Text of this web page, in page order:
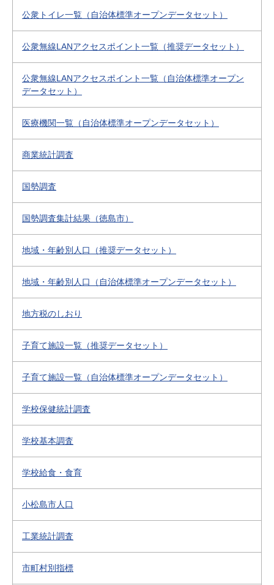
公衆トイレ一覧（自治体標準オープンデータセット）
公衆無線LANアクセスポイント一覧（推奨データセット）
公衆無線LANアクセスポイント一覧（自治体標準オープン
データセット）
医療機関一覧（自治体標準オープンデータセット）
商業統計調査
国勢調査
国勢調査集計結果（徳島市）
地域・年齢別人口（推奨データセット）
地域・年齢別人口（自治体標準オープンデータセット）
地方税のしおり
子育て施設一覧（推奨データセット）
子育て施設一覧（自治体標準オープンデータセット）
学校保健統計調査
学校基本調査
学校給食・食育
小松島市人口
工業統計調査
市町村別指標